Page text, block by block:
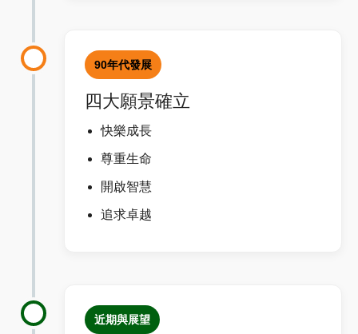
90年代發展
四大願景確立
快樂成長
尊重生命
開啟智慧
追求卓越
近期與展望